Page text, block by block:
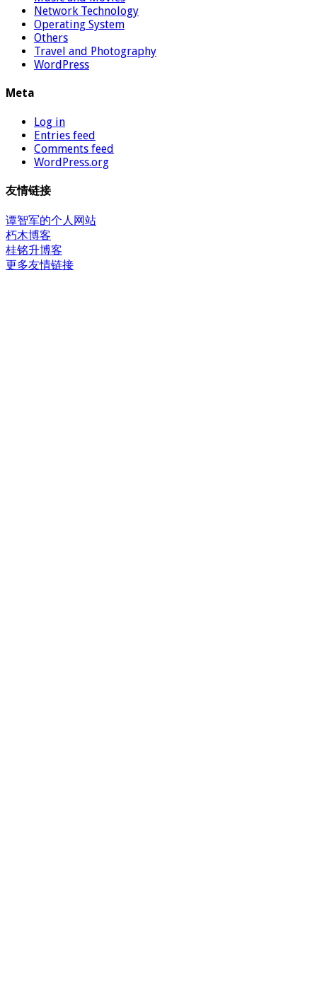
Network Technology
Operating System
Others
Travel and Photography
WordPress
Meta
Log in
Entries feed
Comments feed
WordPress.org
友情链接
谭智军的个人网站
朽木博客
桂铭升博客
更多友情链接